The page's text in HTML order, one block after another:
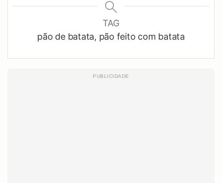
TAG
pão de batata, pão feito com batata